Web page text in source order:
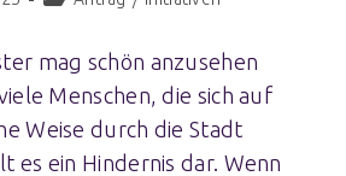
mag schön anzusehen
Menschen, die sich auf
Weise durch die Stadt
es ein Hindernis dar. Wenn